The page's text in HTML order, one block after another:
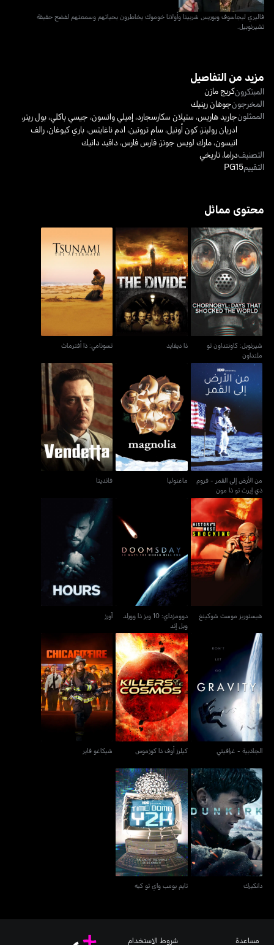
فاليري ليجاسوف وبوريس شربينا وأولانا خوموك يخاطرون بحياتهم وسمعتهم لفضح حقيقة
تشيرنوبيل.
مزيد من التفاصيل
المبتكرونكريج مازن
المخرجونجوهان رينيك
الممثلونجاريد هاريس، ستيلان سكارسجارد، إميلي واتسون، جيسي باكلي،بول ريتر،
ادريان رولينز،كون أونيل، سام تروتين، ادم ناغايتس،باري كيوغان،رالف
انيسون،مارك لويس جونز،فارس فارس، دافيد دانيك
التصنيفدراما،تاريخي
التقييمPG15
محتوى مماثل
شيرنوبل: كاونتداون تو
ملتداون
شيرنوبل: كاونتداون تو
ملتداون
ذا ديفايد
ذا ديفايد
تسونامي: ذا أفترماث
تسونامي: ذا أفترماث
من الأرض إلى القمر - فروم
ذي إيرث تو ذا مون
من الأرض إلى القمر - فروم
ذي إيرث تو ذا مون
ماغنوليا
ماغنوليا
فانديتا
فانديتا
هيستوريز موست شوكينغ
هيستوريز موست شوكينغ
دوومزداي: 10 ويز ذا وورلد
ويل إند
دوومزداي: 10 ويز ذا وورلد
ويل إند
آورز
آورز
الجاذبية - غرافيتي
الجاذبية - غرافيتي
كيلرز أوف ذا كوزموس
كيلرز أوف ذا كوزموس
شيكاغو فاير
شيكاغو فاير
دانكيرك
دانكيرك
تايم بومب واي تو كيه
تايم بومب واي تو كيه
مساعدة شروط الاستخدام